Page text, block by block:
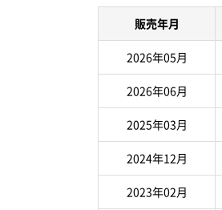
販売年月
2026年05月
2026年06月
2025年03月
2024年12月
2023年02月